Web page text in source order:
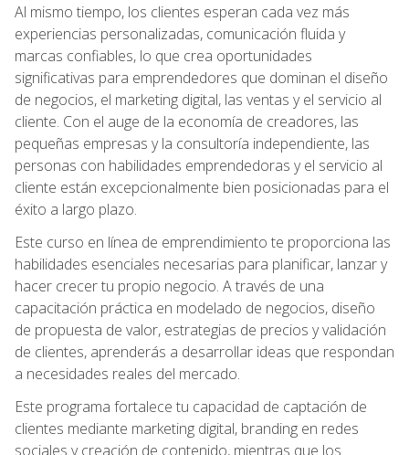
Al mismo tiempo, los clientes esperan cada vez más
experiencias personalizadas, comunicación fluida y
marcas confiables, lo que crea oportunidades
significativas para emprendedores que dominan el diseño
de negocios, el marketing digital, las ventas y el servicio al
cliente. Con el auge de la economía de creadores, las
pequeñas empresas y la consultoría independiente, las
personas con habilidades emprendedoras y el servicio al
cliente están excepcionalmente bien posicionadas para el
éxito a largo plazo.
Este curso en línea de emprendimiento te proporciona las
habilidades esenciales necesarias para planificar, lanzar y
hacer crecer tu propio negocio. A través de una
capacitación práctica en modelado de negocios, diseño
de propuesta de valor, estrategias de precios y validación
de clientes, aprenderás a desarrollar ideas que respondan
a necesidades reales del mercado.
Este programa fortalece tu capacidad de captación de
clientes mediante marketing digital, branding en redes
sociales y creación de contenido, mientras que los